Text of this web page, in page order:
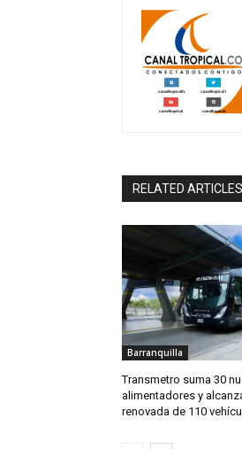
RELATED ARTICLES
Barranquilla
Transmetro suma 30
alimentadores y
renovada de 110